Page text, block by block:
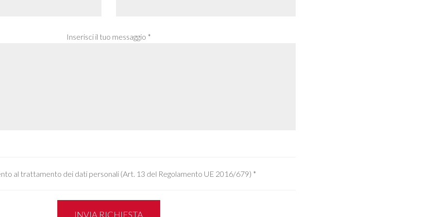
Inserisci il tuo messaggio *
al trattamento dei dati personali (Art. 13 del Regolamento UE 2016/679) *
INVIA RICHIESTA